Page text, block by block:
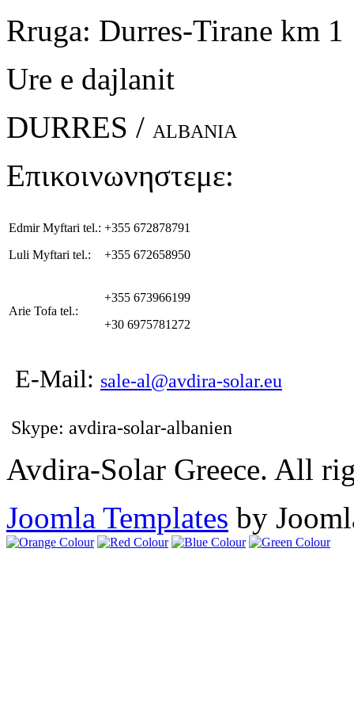
Rruga: Durres-Tirane km 1
Ure e dajlanit
DURRES / ALBANIA
Επικοινωνηστεμε:
Edmir Myftari tel.:
Luli Myftari tel.:
+355 672878791
+355 672658950
Arie Tofa tel.:
+355 673966199
+30 6975781272
E-Mail: sale-al@avdira-solar.eu
Skype: avdira-solar-albanien
Avdira-Solar Greece. All
Joomla Templates by